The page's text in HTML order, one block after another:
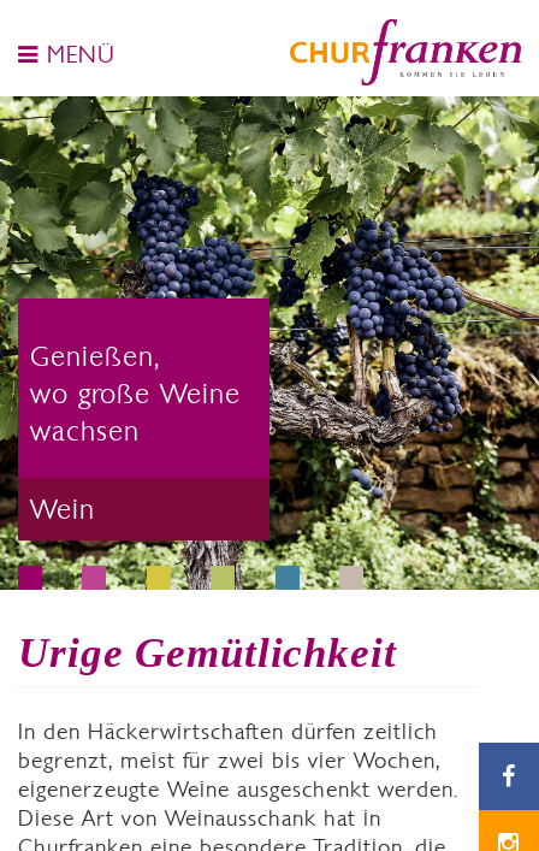
MENÜ
Genießen,
wo große Weine
wachsen
Wein
Urige Gemütlichkeit
In den Häckerwirtschaften dürfen zeitlich
begrenzt, meist für zwei bis vier Wochen,
eigenerzeugte Weine ausgeschenkt werden.
Diese Art von Weinausschank hat in